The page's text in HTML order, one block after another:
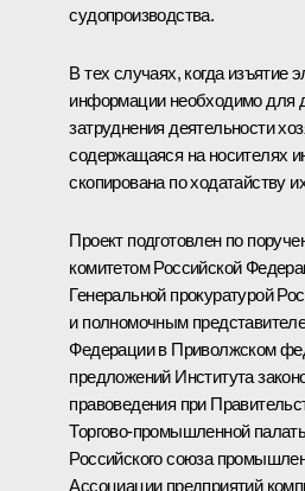
судопроизводства.
В тех случаях, когда изъятие
информации необходимо для
затруднения деятельности
содержащаяся на носителях
скопирована по ходатайству
Проект подготовлен по
комитетом Российской
Генеральной прокуратурой
и полномочным
Федерации в Приволжском
предложений Института
правоведения при
Торгово-промышленной
Российского союза
Ассоциации предприятий